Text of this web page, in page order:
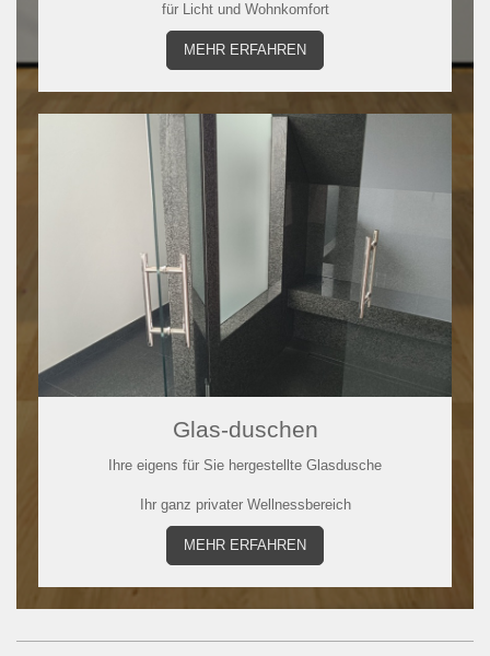
für Licht und Wohnkomfort
MEHR ERFAHREN
Glas-duschen
Ihre eigens für Sie hergestellte Glasdusche
Ihr ganz privater Wellnessbereich
MEHR ERFAHREN